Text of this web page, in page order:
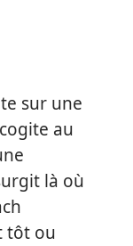
sur une
au
là où
tôt ou